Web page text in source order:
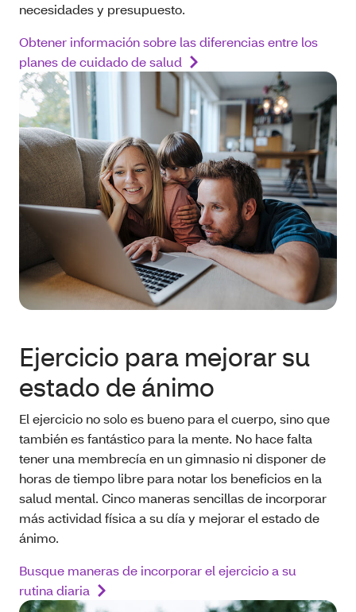
necesidades y presupuesto.
Obtener información sobre las diferencias entre los
planes de cuidado de salud
Ejercicio para mejorar su
estado de ánimo
El ejercicio no solo es bueno para el cuerpo, sino que
también es fantástico para la mente. No hace falta
tener una membrecía en un gimnasio ni disponer de
horas de tiempo libre para notar los beneficios en la
salud mental. Cinco maneras sencillas de incorporar
más actividad física a su día y mejorar el estado de
ánimo.
Busque maneras de incorporar el ejercicio a su
rutina diaria